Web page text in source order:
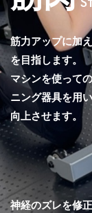
筋力アップに加
を目指します。
マシンを使って
ニング器具を用
向上させます。
神経のズレを修